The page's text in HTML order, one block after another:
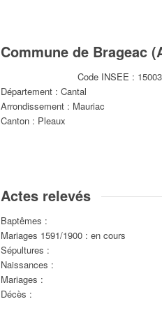
Commune de Brageac
Code INSEE :
Département : Cantal
Arrondissement : Mauriac
Canton : Pleaux
Actes relevés
Baptêmes :
Mariages 1591/1900 : en cours
Sépultures :
Naissances :
Mariages :
Décès :